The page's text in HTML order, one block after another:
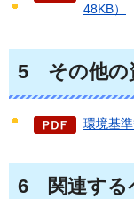
48KB）
5 その他の
環境基
6 関連する